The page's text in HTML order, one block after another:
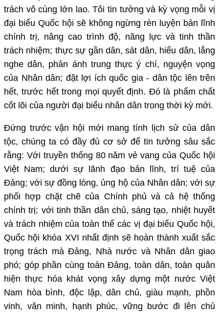
trách vô cùng lớn lao. Tôi tin tưởng và kỳ vọng mỗi vị
đại biểu Quốc hội sẽ không ngừng rèn luyện bản lĩnh
chính trị, nâng cao trình độ, năng lực và tinh thần
trách nhiệm; thực sự gần dân, sát dân, hiểu dân, lắng
nghe dân, phản ánh trung thực ý chí, nguyện vọng
của Nhân dân; đặt lợi ích quốc gia - dân tộc lên trên
hết, trước hết trong mọi quyết định. Đó là phẩm chất
cốt lõi của người đại biểu nhân dân trong thời kỳ mới.
Đứng trước vận hội mới mang tính lịch sử của dân
tộc, chúng ta có đầy đủ cơ sở để tin tưởng sâu sắc
rằng: Với truyền thống 80 năm vẻ vang của Quốc hội
Việt Nam; dưới sự lãnh đạo bản lĩnh, trí tuệ của
Đảng; với sự đồng lòng, ủng hộ của Nhân dân; với sự
phối hợp chặt chẽ của Chính phủ và cả hệ thống
chính trị; với tinh thần dân chủ, sáng tạo, nhiệt huyết
và trách nhiệm của toàn thể các vị đại biểu Quốc hội,
Quốc hội khóa XVI nhất định sẽ hoàn thành xuất sắc
trọng trách mà Đảng, Nhà nước và Nhân dân giao
phó; góp phần cùng toàn Đảng, toàn dân, toàn quân
hiện thực hóa khát vọng xây dựng một nước Việt
Nam hòa bình, độc lập, dân chủ, giàu mạnh, phồn
vinh, văn minh, hạnh phúc, vững bước đi lên chủ